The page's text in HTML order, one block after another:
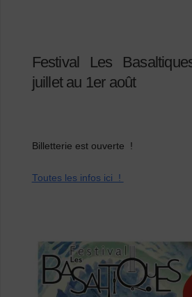
Festival Les
juillet au 1er août
Billetterie est ouverte !
Toutes les infos ici !